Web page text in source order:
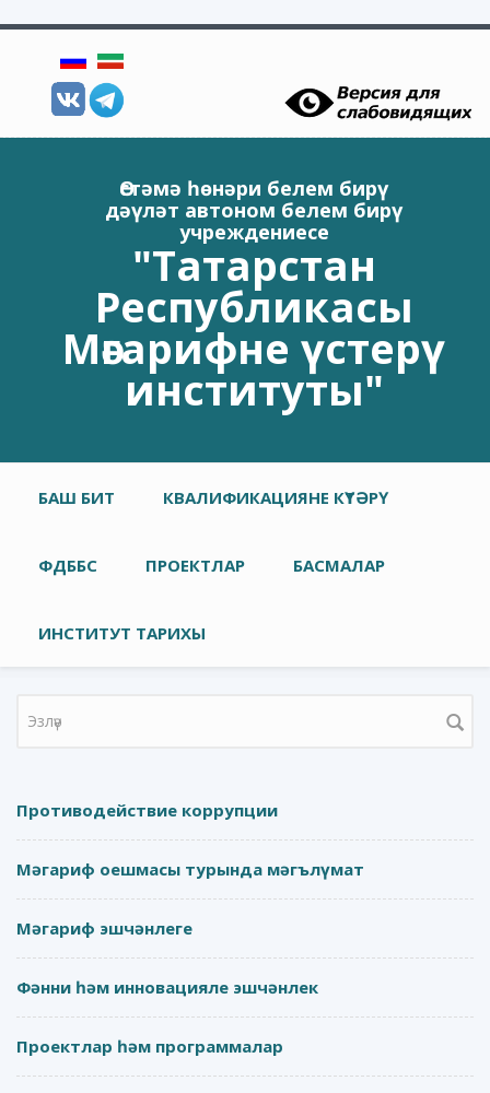
Өстәмә һөнәри белем бирү
дәүләт автоном белем бирү
учреждениесе
"Татарстан
Республикасы
Мәгарифне үстерү
институты"
Төп меню
БАШ БИТ КВАЛИФИКАЦИЯНЕ КҮТӘРҮ
ФДББС ПРОЕКТЛАР БАСМАЛАР
ИНСТИТУТ ТАРИХЫ
Search form
Противодействие коррупции
Мәгариф оешмасы турында мәгълүмат
Мәгариф эшчәнлеге
Фәнни һәм инновацияле эшчәнлек
Проектлар һәм программалар